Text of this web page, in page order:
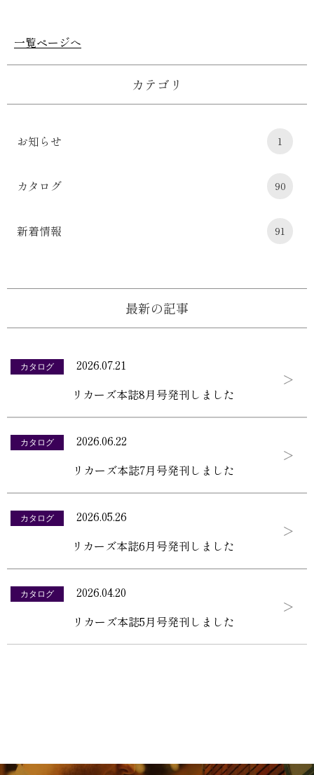
一覧ページへ
カテゴリ
お知らせ 1
カタログ 90
新着情報 91
最新の記事
カタログ
2026.07.21
リカーズ本誌8月号発刊しました
カタログ
2026.06.22
リカーズ本誌7月号発刊しました
カタログ
2026.05.26
リカーズ本誌6月号発刊しました
カタログ
2026.04.20
リカーズ本誌5月号発刊しました